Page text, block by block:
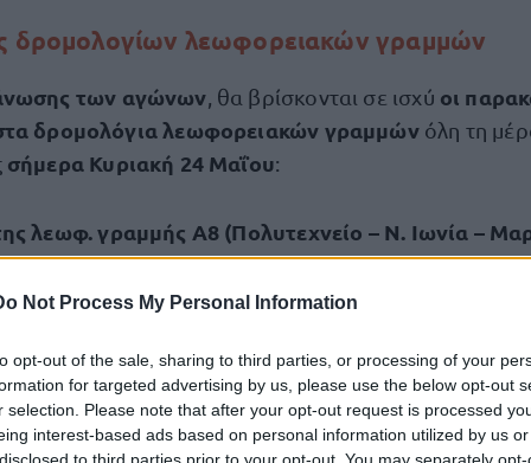
Not Process My Personal Information
opt-out of the sale, sharing to third parties, or processing of your
for targeted advertising by us, please use the below opt-out
selection. Please note that after your opt-out request is processed
interest-based ads based on personal information utilized by us
to third parties prior to your opt-out. You may separately
δρομολογίων λεωφορειακών γραμμών
των αγώνων , θα βρίσκονται σε ισχύ οι
δρομολόγια λεωφορειακών γραμμώνόλη τη
σήμερα Κυριακή 24 Μαΐου:
λεωφ. γραμμής Α8 (Πολυτεχνείο – Ν. Ιωνία –
κυκλικά από την αφετηρία (Πολυτεχνείο) μέχρι
από αφετηρία: από Λ. Κηφισιάς, κυκλικά στο
Ειρήνη – Γαλάτσι – Στ. Άνω Πατήσια) θα έχει
(αφετηρία των λεωφ. γραμμών 054, 605).